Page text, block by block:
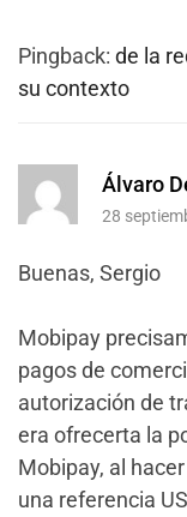
Pingback: de la
su contexto
Álvaro
28
Buenas, Sergio
Mobipay
pagos de
autorización de
era ofrecerta la
Mobipay, al
una referencia